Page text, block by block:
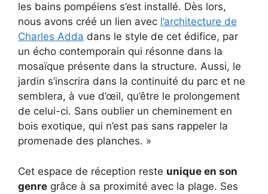
les bains pompéiens s’est installé. Dès lors,
nous avons créé un lien avec l’architecture de
Charles Adda dans le style de cet édifice, par
un écho contemporain qui résonne dans la
mosaïque présente dans la structure. Aussi, le
jardin s’inscrira dans la continuité du parc et ne
semblera, à vue d’œil, qu’être le prolongement
de celui-ci. Sans oublier un cheminement en
bois exotique, qui n’est pas sans rappeler la
promenade des planches. »
Cet espace de réception reste unique en son
genre grâce à sa proximité avec la plage. Ses